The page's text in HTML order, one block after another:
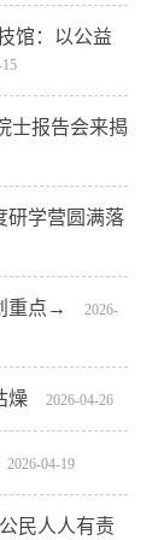
馆：以公益
士报告会来揭
研学营圆满落
重点→
2026-
燥 2026-04-26
2026-04-19
民人人有责